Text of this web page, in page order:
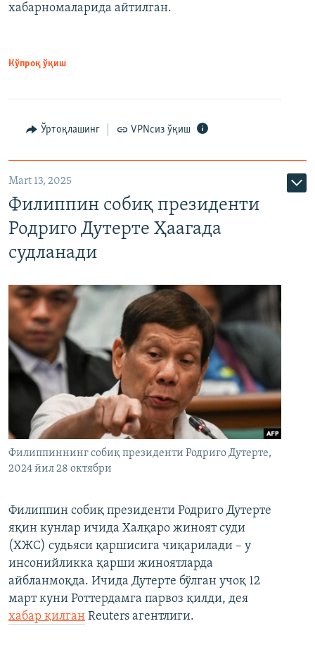
хабарномаларида айтилган.
Кўпроқ ўқиш
Ўртоқлашинг VPNсиз ўқиш
Mart 13, 2025
Филиппин собиқ президенти
Родриго Дутерте Ҳаагада
судланади
Филиппиннинг собиқ президенти Родриго Дутерте,
2024 йил 28 октябри
Филиппин собиқ президенти Родриго Дутерте
яқин кунлар ичида Халқаро жиноят суди
(ХЖС) судьяси қаршисига чиқарилади – у
инсонийликка қарши жиноятларда
айбланмоқда. Ичида Дутерте бўлган учоқ 12
март куни Роттердамга парвоз қилди, дея
хабар қилган Reuters агентлиги.